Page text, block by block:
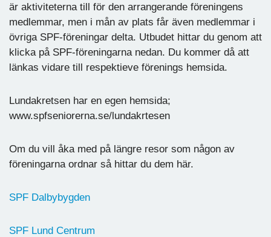
är aktiviteterna till för den arrangerande föreningens
medlemmar, men i mån av plats får även medlemmar i
övriga SPF-föreningar delta. Utbudet hittar du genom att
klicka på SPF-föreningarna nedan. Du kommer då att
länkas vidare till respektieve förenings hemsida.
Lundakretsen har en egen hemsida;
www.spfseniorerna.se/lundakrtesen
Om du vill åka med på längre resor som någon av
föreningarna ordnar så hittar du dem här.
SPF Dalbybygden
SPF Lund Centrum